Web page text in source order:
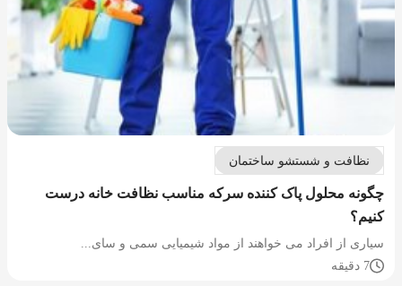
نظافت و شستشو ساختمان
چگونه محلول پاک کننده سرکه مناسب نظافت خانه درست
کنیم؟
سیاری از افراد می خواهند از مواد شیمیایی سمی و سای...
7 دقیقه